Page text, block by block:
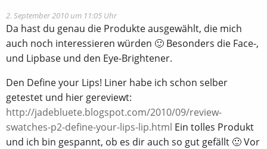
2. September 2010 um 11:05 Uhr
Da hast du genau die Produkte ausgewählt, die mich
auch noch interessieren würden 🙂 Besonders die Face-,
und Lipbase und den Eye-Brightener.
Den Define your Lips! Liner habe ich schon selber
getestet und hier gereviewt:
http://jadebluete.blogspot.com/2010/09/review-
swatches-p2-define-your-lips-lip.html Ein tolles Produkt
und ich bin gespannt, ob es dir auch so gut gefällt 🙂 Vor